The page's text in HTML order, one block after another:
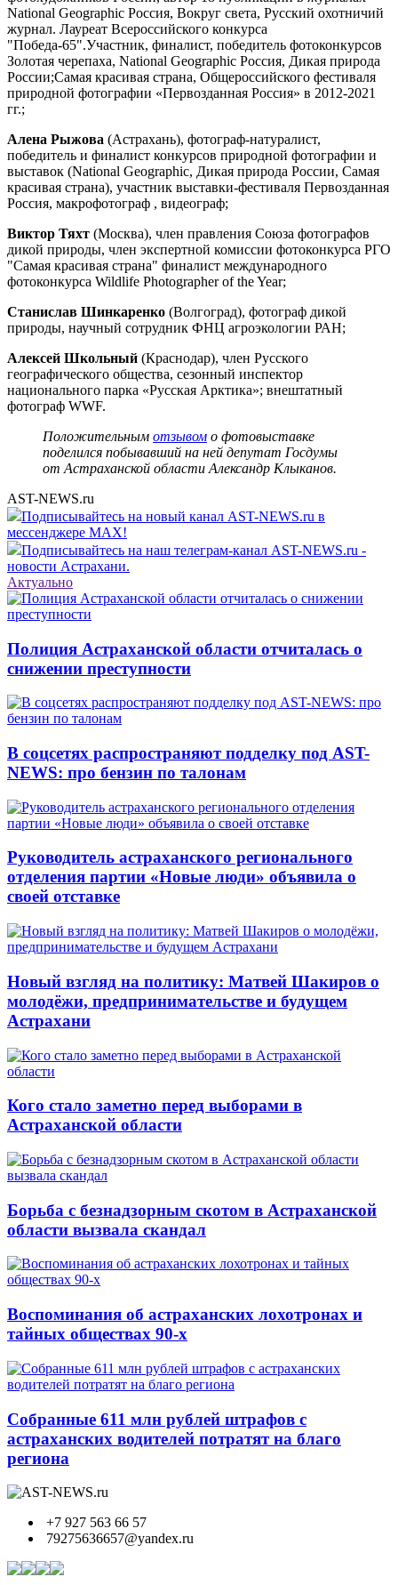
National Geographic Россия, Вокруг света, Русский охотничий
журнал. Лауреат Всероссийского конкурса
"Победа-65".Участник, финалист, победитель фотоконкурсов
Золотая черепаха, National Geographic Россия, Дикая природа
России;Самая красивая страна, Общероссийского фестиваля
природной фотографии «Первозданная Россия» в 2012-2021
гг.;
Алена Рыжова (Астрахань), фотограф-натуралист,
победитель и финалист конкурсов природной фотографии и
выставок (National Geographic, Дикая природа России, Самая
красивая страна), участник выставки-фестиваля Первозданная
Россия, макрофотограф , видеограф;
Виктор Тяхт (Москва), член правления Союза фотографов
дикой природы, член экспертной комиссии фотоконкурса РГО
"Самая красивая страна" финалист международного
фотоконкурса Wildlife Photographer of the Year;
Станислав Шинкаренко (Волгоград), фотограф дикой
природы, научный сотрудник ФНЦ агроэкологии РАН;
Алексей Школьный (Краснодар), член Русского
географического общества, сезонный инспектор
национального парка «Русская Арктика»; внештатный
фотограф WWF.
Положительным отзывом о фотовыставке
поделился побывавший на ней депутат Госдумы
от Астраханской области Александр Клыканов.
AST-NEWS.ru
Подписывайтесь на новый канал AST-NEWS.ru в
мессенджере MAX!
Подписывайтесь на наш телеграм-канал AST-NEWS.ru -
новости Астрахани.
Актуально
Полиция Астраханской области отчиталась о
снижении преступности
В соцсетях распространяют подделку под AST-
NEWS: про бензин по талонам
Руководитель астраханского регионального
отделения партии «Новые люди» объявила о
своей отставке
Новый взгляд на политику: Матвей Шакиров о
молодёжи, предпринимательстве и будущем
Астрахани
Кого стало заметно перед выборами в
Астраханской области
Борьба с безнадзорным скотом в Астраханской
области вызвала скандал
Воспоминания об астраханских лохотронах и
тайных обществах 90-х
Собранные 611 млн рублей штрафов с
астраханских водителей потратят на благо
региона
+7 927 563 66 57
79275636657@yandex.ru